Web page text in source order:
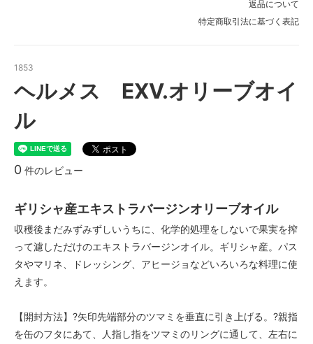
返品について
特定商取引法に基づく表記
1853
ヘルメス EXV.オリーブオイ
ル
0 件のレビュー
ギリシャ産エキストラバージンオリーブオイル
収穫後まだみずみずしいうちに、化学的処理をしないで果実を搾
って濾しただけのエキストラバージンオイル。ギリシャ産。パス
タやマリネ、ドレッシング、アヒージョなどいろいろな料理に使
えます。
【開封方法】?矢印先端部分のツマミを垂直に引き上げる。?親指
を缶のフタにあて、人指し指をツマミのリングに通して、左右に